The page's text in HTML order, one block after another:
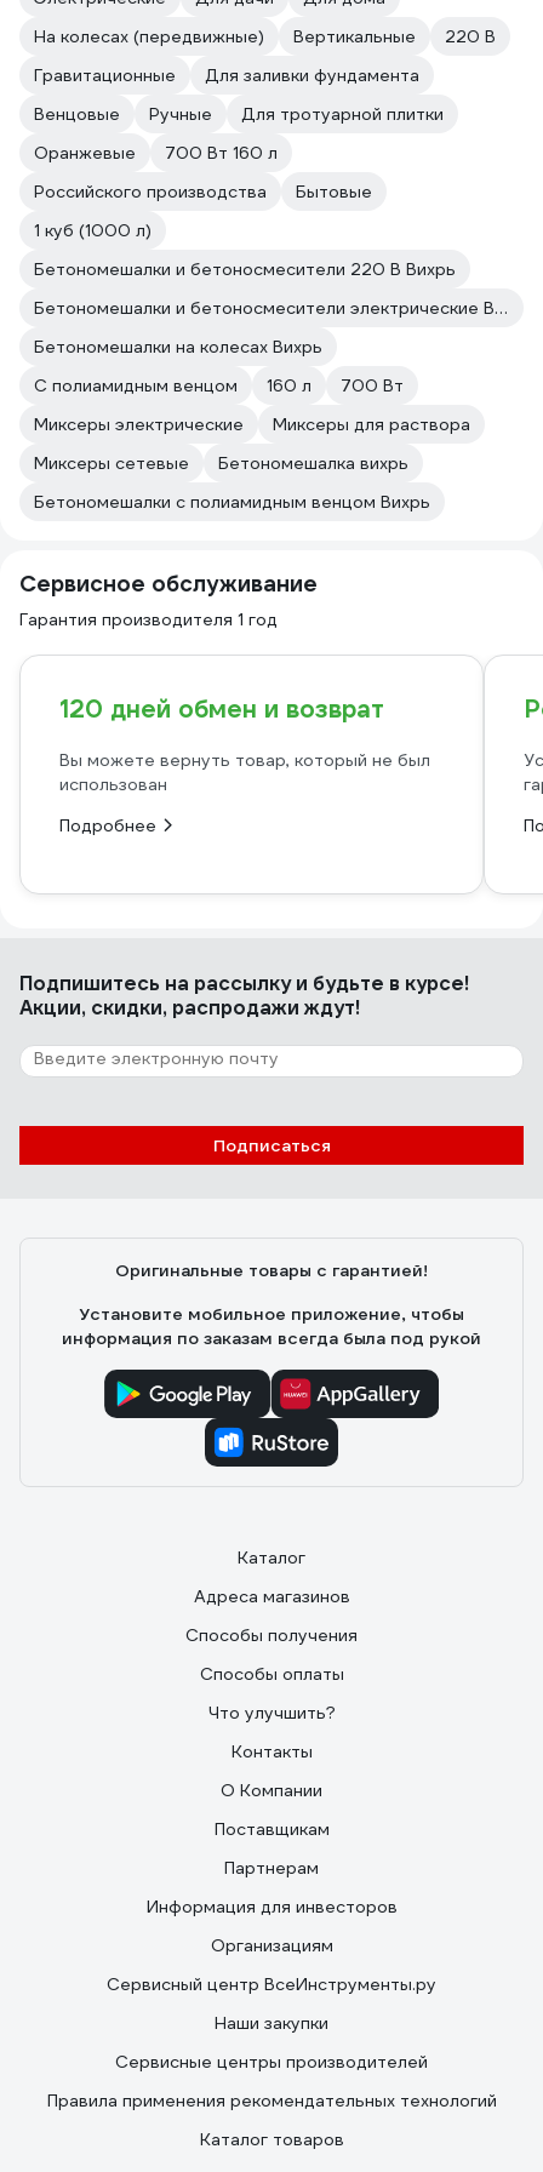
штукатурных работах.
На колесах (передвижные)
Вертикальные
220 В
Гравитационные
Для заливки фундамента
Венцовые
Ручные
Для тротуарной плитки
Оранжевые
700 Вт 160 л
Российского производства
Бытовые
1 куб (1000 л)
Бетономешалки и бетоносмесители 220 В Вихрь
Бетономешалки и бетоносмесители электрические Вихрь
Бетономешалки на колесах Вихрь
С полиамидным венцом
160 л
700 Вт
Миксеры электрические
Миксеры для раствора
Миксеры сетевые
Бетономешалка вихрь
Бетономешалки с полиамидным венцом Вихрь
Сервисное обслуживание
Гарантия производителя 1 год
120 дней обмен и возврат
Вы можете вернуть товар, который не был
использован
Подробнее
Подпишитесь на рассылкуи будьте в курсе!
Акции, скидки, распродажи ждут!
Подписаться
Оригинальные товары с гарантией!
Установите мобильное приложение, чтобы
информация по заказам всегда была под рукой
Каталог
Адреса магазинов
Способы получения
Способы оплаты
Что улучшить?
Контакты
О Компании
Поставщикам
Партнерам
Информация для инвесторов
Организациям
Сервисный центр ВсеИнструменты.ру
Наши закупки
Сервисные центры производителей
Правила применения рекомендательных технологий
Каталог товаров